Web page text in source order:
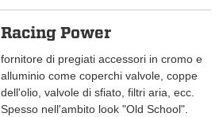
Racing Power
fornitore di pregiati accessori in cromo e
alluminio come coperchi valvole, coppe
dell'olio, valvole di sfiato, filtri aria, ecc.
Spesso nell'ambito look "Old School".